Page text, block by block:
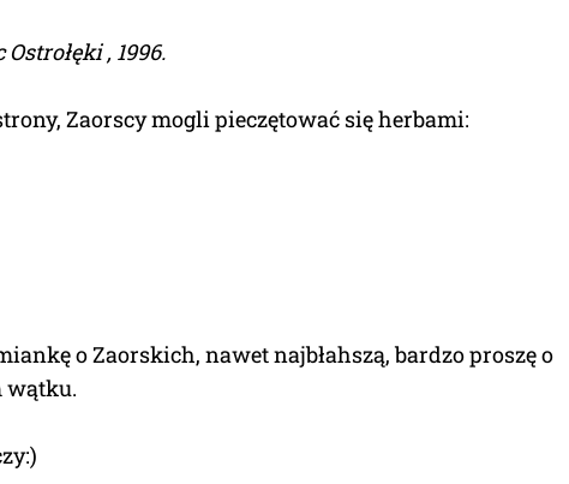
, 1996.
Zaorscy mogli pieczętować się herbami:
o Zaorskich, nawet najbłahszą, bardzo proszę o
wątku.